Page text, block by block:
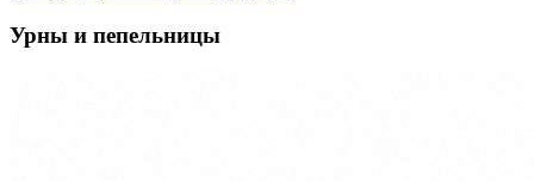
Урны и пепельницы